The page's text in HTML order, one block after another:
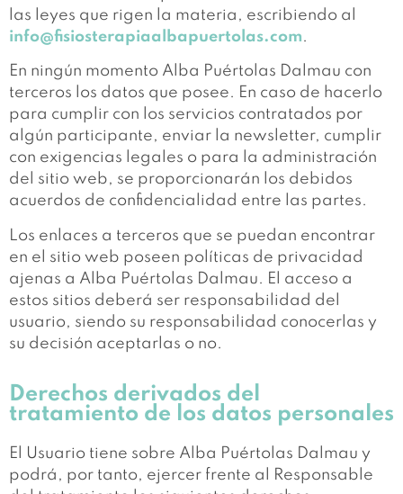
las leyes que rigen la materia, escribiendo al
info@fisiosterapiaalbapuertolas.com.
En ningún momento Alba Puértolas Dalmau con
terceros los datos que posee. En caso de hacerlo
para cumplir con los servicios contratados por
algún participante, enviar la newsletter, cumplir
con exigencias legales o para la administración
del sitio web, se proporcionarán los debidos
acuerdos de confidencialidad entre las partes.
Los enlaces a terceros que se puedan encontrar
en el sitio web poseen políticas de privacidad
ajenas a Alba Puértolas Dalmau. El acceso a
estos sitios deberá ser responsabilidad del
usuario, siendo su responsabilidad conocerlas y
su decisión aceptarlas o no.
Derechos derivados del
tratamiento de los datos personales
El Usuario tiene sobre Alba Puértolas Dalmau y
podrá, por tanto, ejercer frente al Responsable